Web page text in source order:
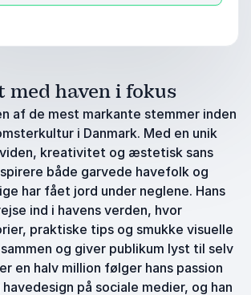
haven i fokus
af de mest markante stemmer inden
i Danmark. Med en unik
kreativitet og æstetisk sans
både garvede havefolk og
har fået jord under neglene. Hans
ind i havens verden, hvor
praktiske tips og smukke visuelle
og giver publikum lyst til selv
en halv million følger hans passion
på sociale medier, og han